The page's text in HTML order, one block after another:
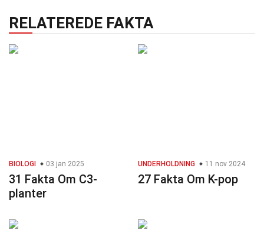
RELATEREDE FAKTA
BIOLOGI 03 jan 2025
31 Fakta Om C3-
planter
UNDERHOLDNING 11 nov 2024
27 Fakta Om K-pop